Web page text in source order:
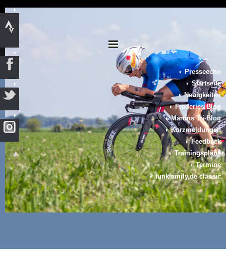
Presseecho
Startseite
Neuigkeiten
Frederics Blog
Martins Tri-Blog
Kurzmeldungen
Feedback
Trainingspläne
Termine
funkfamily.de classic